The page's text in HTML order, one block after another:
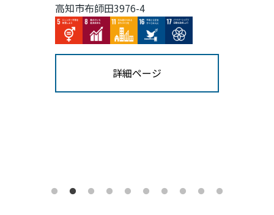
高知市布師田3976-4
ImageImageImageImageImage
詳細ページ